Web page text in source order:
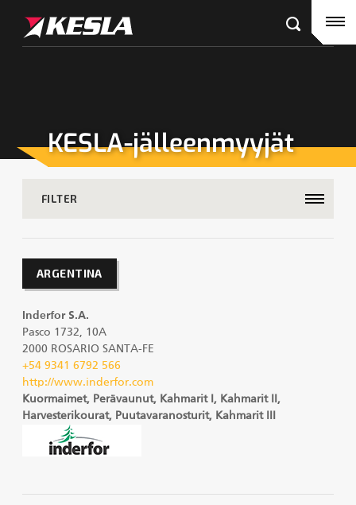
Etusivu
Puutavaranosturit
Harvesterikourat
Metsäkonenosturit
KESLA-jälleenmyyjät
Ura Keslalla
Tehtaan yhteystiedot
KESLA Defence
FI
KESLA-jälleenmyyjät
FILTER
ARGENTINA
Inderfor S.A.
Pasco 1732, 10A
2000 ROSARIO SANTA-FE
+54 9341 6792 566
http://www.inderfor.com
Kuormaimet, Perävaunut, Kahmarit I, Kahmarit II,
Harvesterikourat, Puutavaranosturit, Kahmarit III